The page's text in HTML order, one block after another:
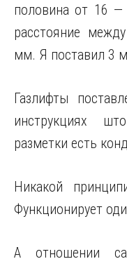
половина от 16
расстояние
мм. Я поставил 3
Газлифты
инструкциях
разметки есть
Никакой
Функционирует
А отношении